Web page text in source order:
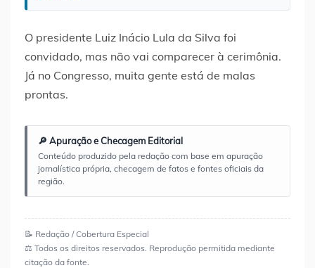
O presidente Luiz Inácio Lula da Silva foi
convidado, mas não vai comparecer à cerimônia.
Já no Congresso, muita gente está de malas
prontas.
🔎 Apuração e Checagem Editorial
Conteúdo produzido pela redação com base em apuração
jornalística própria, checagem de fatos e fontes oficiais da
região.
📝 Redação / Cobertura Especial
⚖️ Todos os direitos reservados. Reprodução permitida mediante
citação da fonte.